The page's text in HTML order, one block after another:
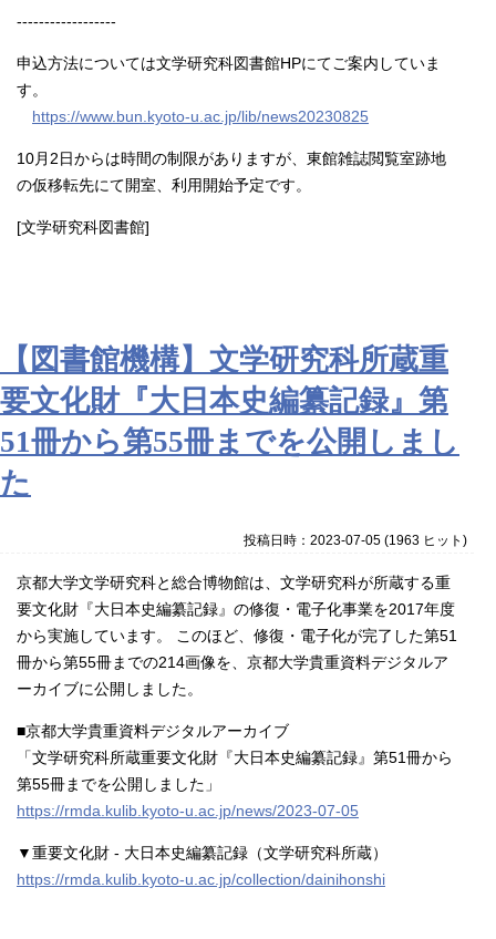
------------------
申込方法については文学研究科図書館HPにてご案内していま
す。
https://www.bun.kyoto-u.ac.jp/lib/news20230825
10月2日からは時間の制限がありますが、東館雑誌閲覧室跡地
の仮移転先にて開室、利用開始予定です。
[文学研究科図書館]
【図書館機構】文学研究科所蔵重
要文化財『大日本史編纂記録』第
51冊から第55冊までを公開しまし
た
投稿日時：2023-07-05(1963 ヒット )
京都大学文学研究科と総合博物館は、文学研究科が所蔵する重
要文化財『大日本史編纂記録』の修復・電子化事業を2017年度
から実施しています。 このほど、修復・電子化が完了した第51
冊から第55冊までの214画像を、京都大学貴重資料デジタルア
ーカイブに公開しました。
■京都大学貴重資料デジタルアーカイブ
「文学研究科所蔵重要文化財『大日本史編纂記録』第51冊から
第55冊までを公開しました」
https://rmda.kulib.kyoto-u.ac.jp/news/2023-07-05
▼重要文化財 - 大日本史編纂記録（文学研究科所蔵）
https://rmda.kulib.kyoto-u.ac.jp/collection/dainihonshi